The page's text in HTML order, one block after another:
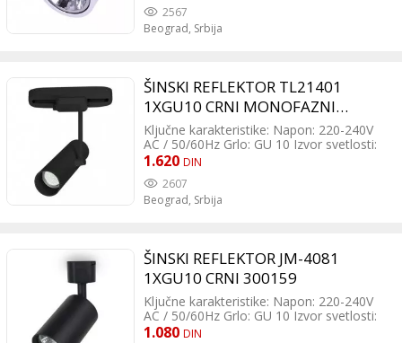
Aluminijum Dimenzije: Prečnik 120 mm,
visina 175 mm Montaža: Na šinu
2567
Beograd, Srbija
ŠINSKI REFLEKTOR TL21401
1XGU10 CRNI MONOFAZNI
300173
Ključne karakteristike: Napon: 220-240V
AC / 50/60Hz Grlo: GU 10 Izvor svetlosti:
Sijalica (izmenjiva) Dimabilnost: Da (zavisi
Aluminijum Dimenzije: Prečnik 55 mm,
visina 247 mm Montaža: Na šinu
1.620 DIN
2607
Beograd, Srbija
ŠINSKI REFLEKTOR JM-4081
1XGU10 CRNI 300159
Ključne karakteristike: Napon: 220-240V
AC / 50/60Hz Grlo: GU 10 Izvor svetlosti:
Sijalica (izmenjiva) Dimabilnost: Da (zavisi
1.080 DIN